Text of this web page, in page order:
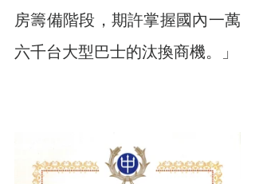
房籌備階段，期許掌握國內一萬
六千台大型巴士的汰換商機。」